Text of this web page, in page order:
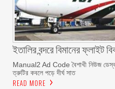
ইতালির বন্দরে বিমানের
Manual2 Ad Code বৈশাখী নিউজ ডেস্ক:
ত্রুটির কবলে পড়ে দীর্ঘ সাত
READ MORE